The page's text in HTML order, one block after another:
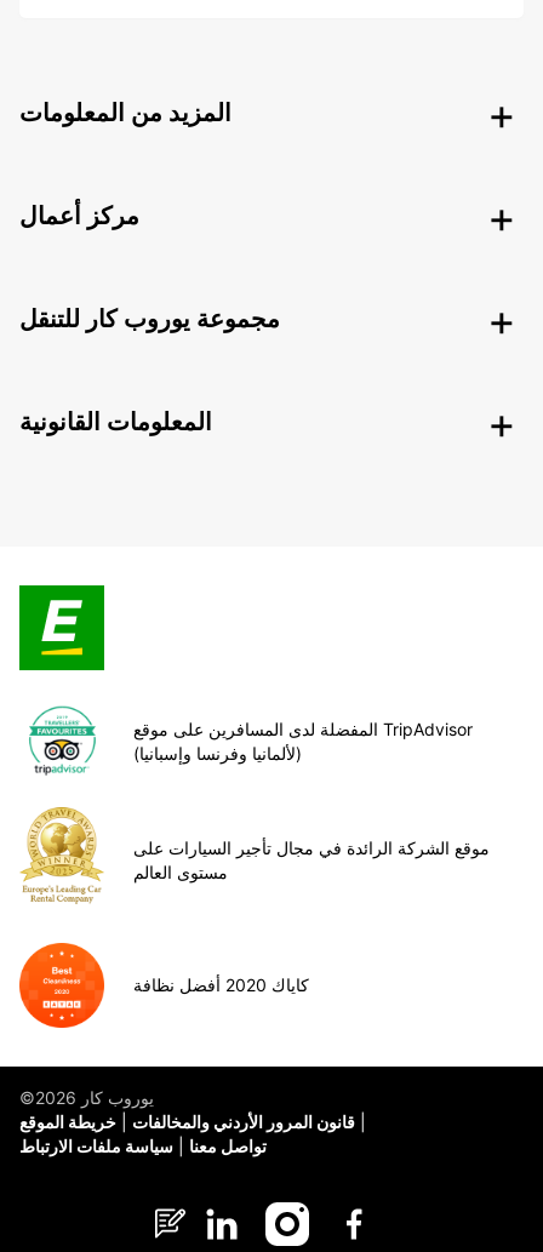
المزيد من المعلومات
مركز أعمال
مجموعة يوروب كار للتنقل
المعلومات القانونية
المفضلة لدى المسافرين على موقع TripAdvisor
(لألمانيا وفرنسا وإسبانيا)
موقع الشركة الرائدة في مجال تأجير السيارات على
مستوى العالم
كاياك 2020 أفضل نظافة
©يوروب كار 2026
خريطة الموقع
قانون المرور الأردني والمخالفات
سياسة ملفات الارتباط
تواصل معنا